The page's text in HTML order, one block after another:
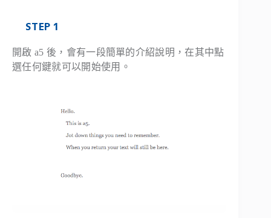
STEP 1
開啟 a5 後，會有一段簡單的介紹說明，在其中點
選任何鍵就可以開始使用。